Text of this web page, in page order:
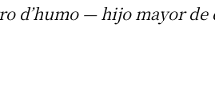
d’humo — hijo mayor